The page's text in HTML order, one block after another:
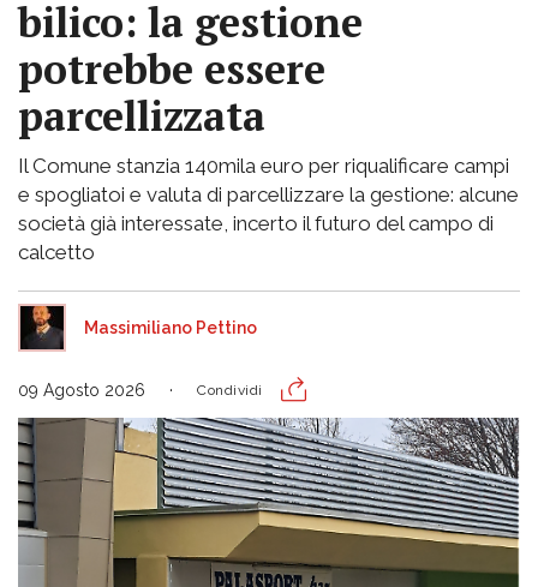
bilico: la gestione
potrebbe essere
parcellizzata
Il Comune stanzia 140mila euro per riqualificare campi
e spogliatoi e valuta di parcellizzare la gestione: alcune
società già interessate, incerto il futuro del campo di
calcetto
Massimiliano Pettino
09 Agosto 2026 Condividi